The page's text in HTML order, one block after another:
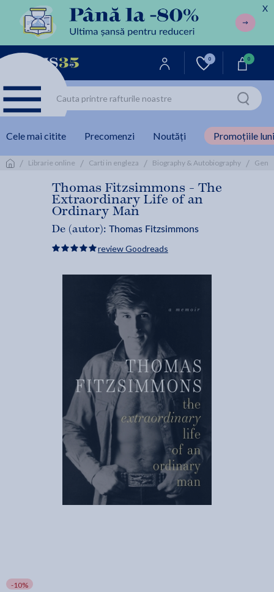
X
0 0
Cele mai citite Precomenzi Noutăți Promoțiile
/ Librarie online / Carti in engleza / Biography & Autobiography /
Thomas Fitzsimmons - The
Extraordinary Life of an
Ordinary Man
De (autor): Thomas Fitzsimmons
review Goodreads
-10%